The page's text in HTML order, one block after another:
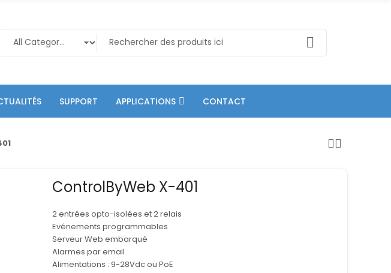
SUPPORT APPLICATIONS CONTACT
ControlByWeb X-401
2 entrées opto-isolées et 2 relais
Evénements programmables
Serveur Web embarqué
Alarmes par email
Alimentations : 9-28Vdc ou PoE